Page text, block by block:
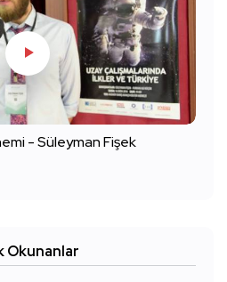
- Süleyman Fişek
Okunanlar